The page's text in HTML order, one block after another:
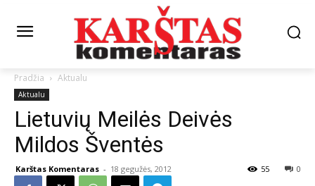
Pradžia Aktualu
Aktualu
Lietuvių Meilės Deivės
Mildos Šventės
Karštas Komentaras - 18 gegužės, 2012 0
55